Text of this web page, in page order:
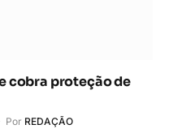
cobra proteção de
Por REDAÇÃO